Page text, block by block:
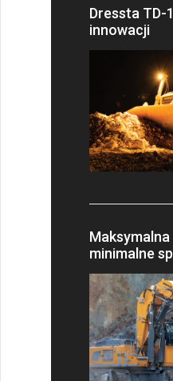
Dressta TD-
innowacji
minimalne